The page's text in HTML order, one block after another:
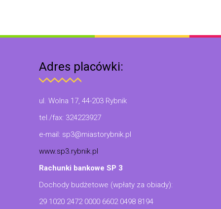
Adres placówki:
ul. Wolna 17, 44-203 Rybnik
tel./fax: 324223927
e-mail: sp3@miastorybnik.pl
www.sp3.rybnik.pl
Rachunki bankowe SP 3
Dochody budżetowe (wpłaty za obiady):
29 1020 2472 0000 6602 0498 8194